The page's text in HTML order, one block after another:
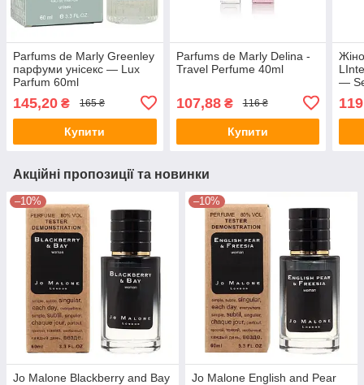
Parfums de Marly Greenley
парфуми унісекс — Lux
Parfum 60ml
145,20 ₴ 165 ₴
Купити
Parfums de Marly Delina -
Travel Perfume 40ml
107,88₴ 116 ₴
Купити
—
Акційні пропозиції та новинки
–10%
Jo Malone Blackberry and Bay
–10%
Jo Malone English and Pear